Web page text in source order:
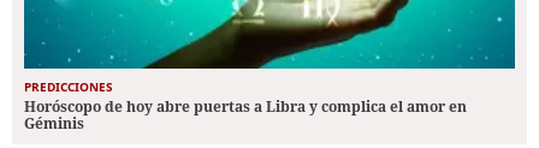
PREDICCIONES
Horóscopo de hoy abre puertas a Libra y complica el amor en
Géminis